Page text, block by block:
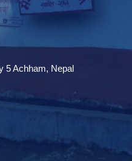
5 Achham, Nepal